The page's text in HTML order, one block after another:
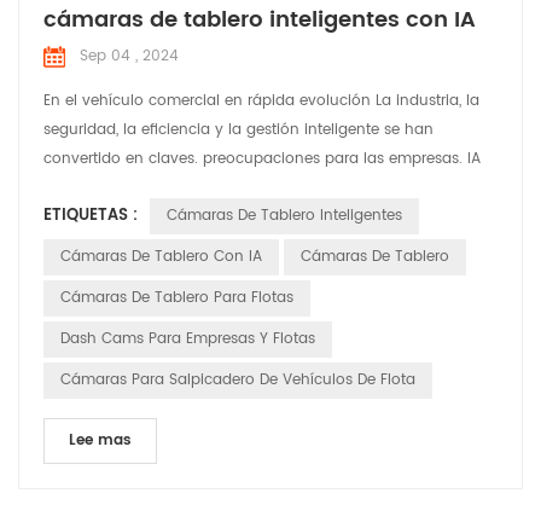
cámaras de tablero inteligentes con IA
Sep 04 , 2024
En el vehículo comercial en rápida evolución La industria, la
seguridad, la eficiencia y la gestión inteligente se han
convertido en claves. preocupaciones para las empresas. IA
indispensables asistentes en vehículos comerciales,
brindando soluciones integrales para flotas operaciones. Las
ETIQUETAS :
Cámaras De Tablero Inteligentes
Cámaras De Tablero Con IA
Cámaras De Tablero
Cámaras De Tablero Para Flotas
Dash Cams Para Empresas Y Flotas
Cámaras Para Salpicadero De Vehículos De Flota
Lee mas